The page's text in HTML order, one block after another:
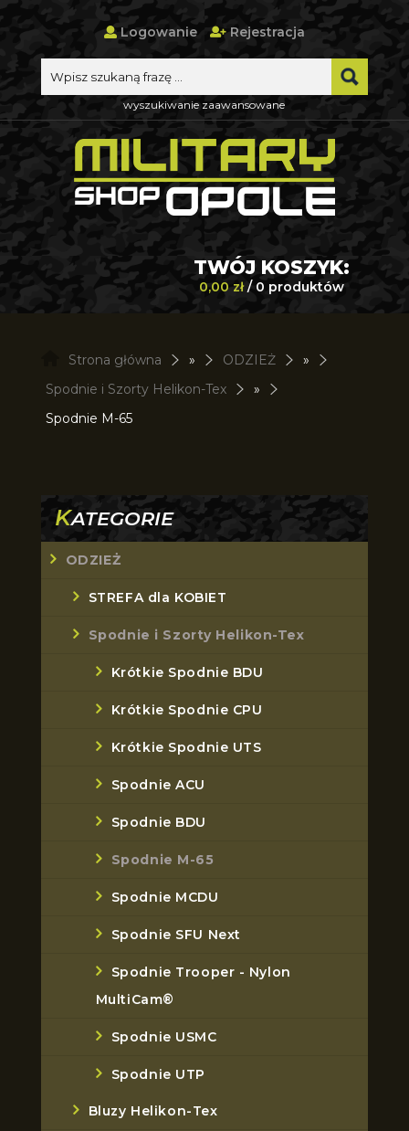
Logowanie Rejestracja
wyszukiwanie zaawansowane
TWÓJ KOSZYK:
0,00 zł/ 0 produktów
Strona główna » ODZIEŻ
»
Spodnie i Szorty Helikon-Tex
»
Spodnie M-65
KATEGORIE
ODZIEŻ
STREFA dla KOBIET
Spodnie i Szorty Helikon-Tex
Krótkie Spodnie BDU
Krótkie Spodnie CPU
Krótkie Spodnie UTS
Spodnie ACU
Spodnie BDU
Spodnie M-65
Spodnie MCDU
Spodnie SFU Next
Spodnie Trooper - Nylon
MultiCam®
Spodnie USMC
Spodnie UTP
Bluzy Helikon-Tex